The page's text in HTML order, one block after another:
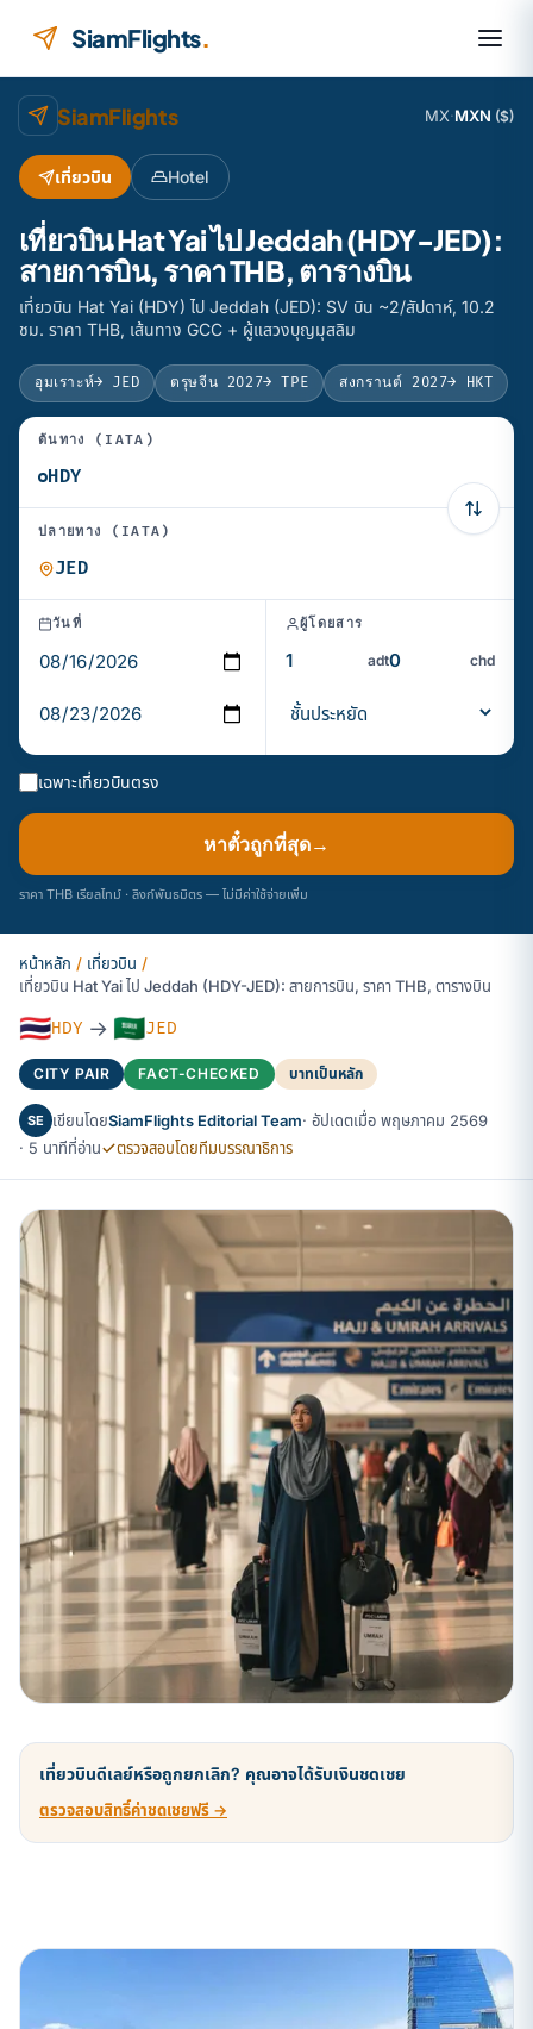
SiamFlights.
SiamFlights MX·MXN ($)
เที่ยวบิน Hotel
เที่ยวบิน Hat Yai ไป Jeddah (HDY-JED):
สายการบิน, ราคา THB, ตารางบิน
เที่ยวบิน Hat Yai (HDY) ไป Jeddah (JED): SV บิน ~2/สัปดาห์, 10.2
ชม. ราคา THB, เส้นทาง GCC + ผู้แสวงบุญมุสลิม
อุมเราะห์→ JED ตรุษจีน 2027→ TPE สงกรานต์ 2027→ HKT
ต้นทาง (IATA)
ปลายทาง (IATA)
วันที่ ผู้โดยสาร
adt chd
เฉพาะเที่ยวบินตรง
หาตั๋วถูกที่สุด→
ราคา THB เรียลไทม์ · ลิงก์พันธมิตร — ไม่มีค่าใช้จ่ายเพิ่ม
หน้าหลัก / เที่ยวบิน /
เที่ยวบิน Hat Yai ไป Jeddah (HDY-JED): สายการบิน, ราคา THB, ตารางบิน
🇹🇭HDY → 🇸🇦JED
CITY PAIR FACT-CHECKED บาทเป็นหลัก
SE เขียนโดยSiamFlights Editorial Team· อัปเดตเมื่อ พฤษภาคม 2569
· 5 นาทีที่อ่าน
ตรวจสอบโดยทีมบรรณาธิการ
เที่ยวบินดีเลย์หรือถูกยกเลิก? คุณอาจได้รับเงินชดเชย
ตรวจสอบสิทธิ์ค่าชดเชยฟรี →